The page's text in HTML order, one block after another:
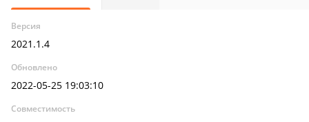
Версия
2021.1.4
Обновлено
2022-05-25 19:03:10
Совместимость